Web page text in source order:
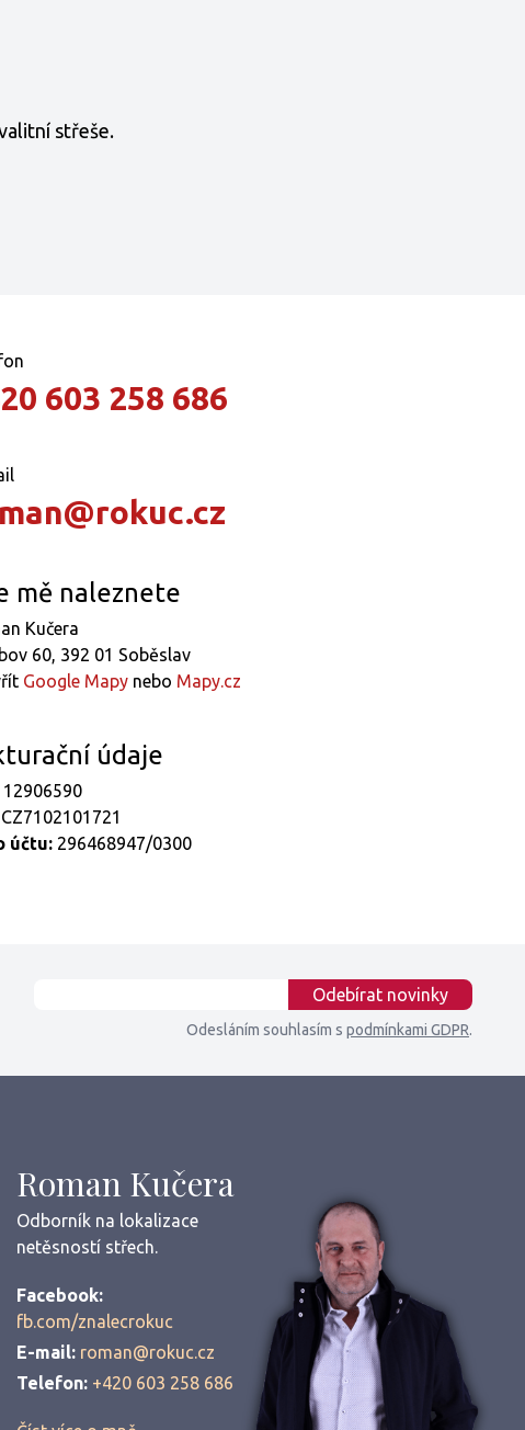
střeše.
603 258 686
mě naleznete
Kučera
60, 392 01 Soběslav
Google Mapy nebo Mapy.cz
údaje
12906590
CZ7102101721
účtu: 296468947/0300
Odebírat novinky
Odesláním souhlasím s podmínkami GDPR.
Roman Kučera
Odborník na lokalizace
netěsností střech.
Facebook:
fb.com/znalecrokuc
E-mail: roman@rokuc.cz
Telefon: +420 603 258 686